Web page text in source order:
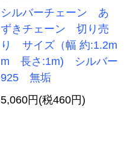
シルバーチェーン あ
ずきチェーン 切り売
り サイズ（幅 約:1.2m
m 長さ:1m) シルバー
925 無垢
5,060円(税460円)